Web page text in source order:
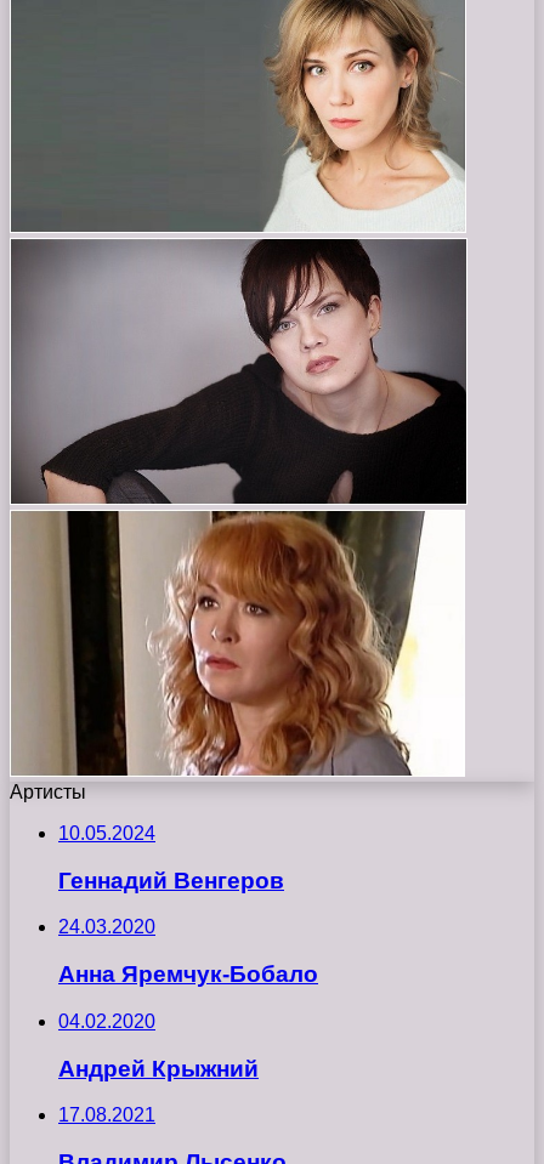
Артисты
10.05.2024
Геннадий Венгеров
24.03.2020
Анна Яремчук-Бобало
04.02.2020
Андрей Крыжний
17.08.2021